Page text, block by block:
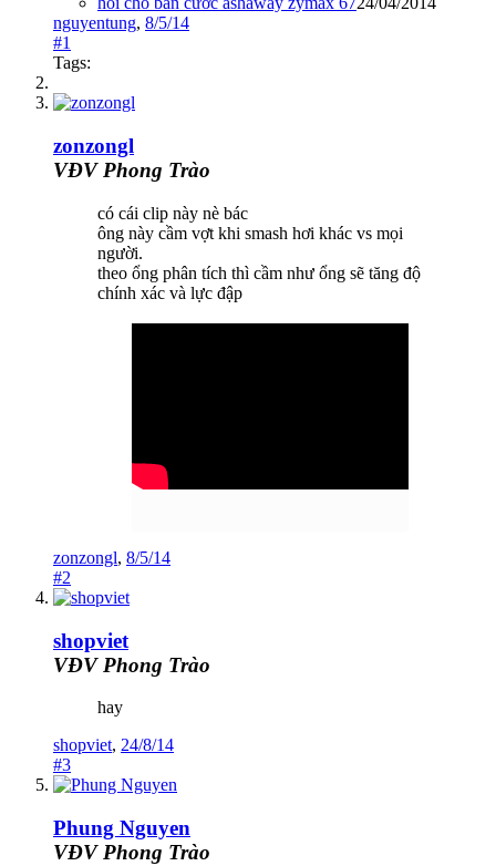
nguyentung, 8/5/14
#1
Tags:
zonzongl
VĐV Phong Trào
có cái clip này nè bác
ông này cầm vợt khi smash hơi khác vs mọi
người.
theo ổng phân tích thì cầm như ổng sẽ tăng độ
chính xác và lực đập
zonzongl, 8/5/14
#2
shopviet
VĐV Phong Trào
hay
shopviet, 24/8/14
#3
Phung Nguyen
VĐV Phong Trào